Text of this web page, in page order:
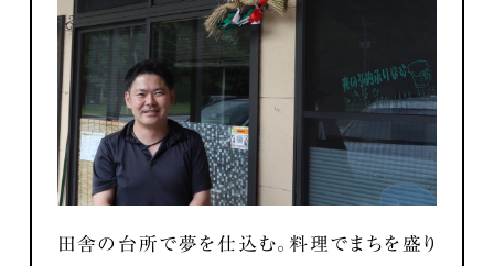
田舎の台所で夢を仕込む。料理でまちを盛り